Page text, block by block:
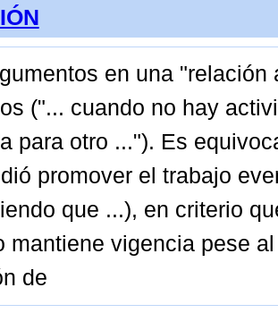
en una
("... cuando no hay
para otro ..."). Es
promover el trabajo
que ...), en criterio
mantiene vigencia pese
de